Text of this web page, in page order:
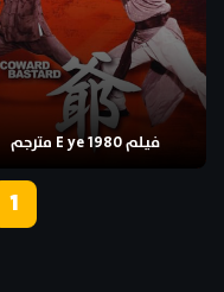
فيلم E ye 1980 مترجم
1